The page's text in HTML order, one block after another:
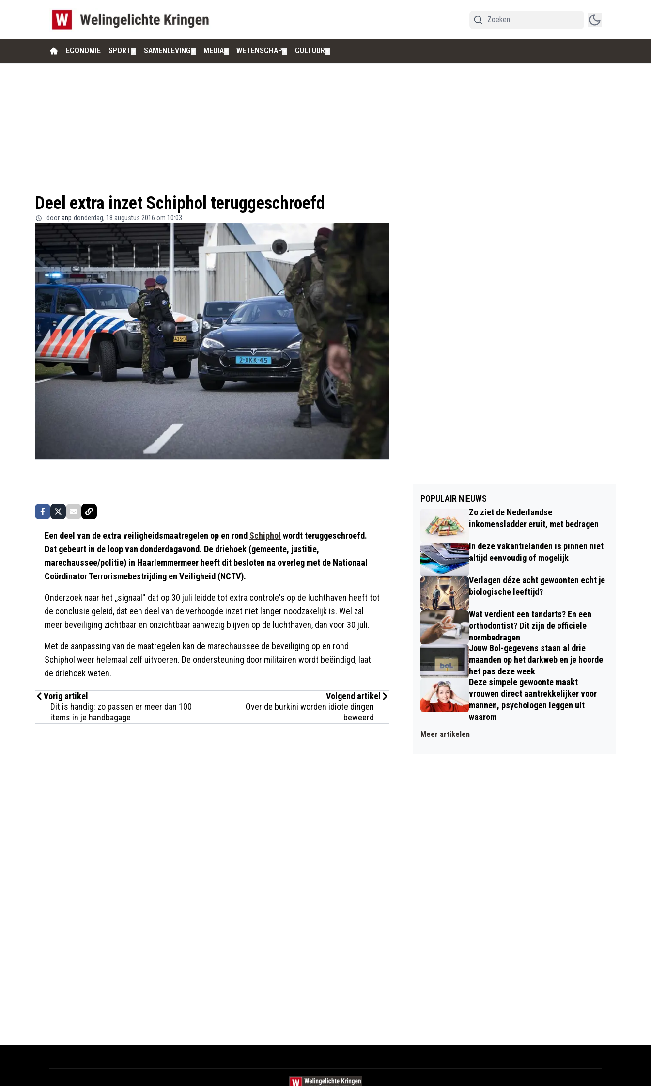
ECONOMIE SPORT SAMENLEVING MEDIA WETENSCHAP CULTUUR
Deel extra inzet Schiphol teruggeschroefd
door anp donderdag, 18 augustus 2016 om 10:03
Een deel van de extra veiligheidsmaatregelen op en rond Schiphol wordt teruggeschroefd.
Dat gebeurt in de loop van donderdagavond. De driehoek (gemeente, justitie,
marechaussee/politie) in Haarlemmermeer heeft dit besloten na overleg met de Nationaal
Coördinator Terrorismebestrijding en Veiligheid (NCTV).
Onderzoek naar het ,,signaal'' dat op 30 juli leidde tot extra controle's op de luchthaven heeft tot
de conclusie geleid, dat een deel van de verhoogde inzet niet langer noodzakelijk is. Wel zal
meer beveiliging zichtbaar en onzichtbaar aanwezig blijven op de luchthaven, dan voor 30 juli.
Met de aanpassing van de maatregelen kan de marechaussee de beveiliging op en rond
Schiphol weer helemaal zelf uitvoeren. De ondersteuning door militairen wordt beëindigd, laat
de driehoek weten.
Vorig artikel
Dit is handig: zo passen er meer dan 100
items in je handbagage
Volgend artikel
Over de burkini worden idiote dingen
beweerd
POPULAIR NIEUWS
Zo ziet de Nederlandse
inkomensladder eruit, met bedragen
In deze vakantielanden is pinnen niet
altijd eenvoudig of mogelijk
Verlagen déze acht gewoonten echt je
biologische leeftijd?
Wat verdient een tandarts? En een
orthodontist? Dit zijn de officiële
normbedragen
Jouw Bol-gegevens staan al drie
maanden op het darkweb en je hoorde
het pas deze week
Deze simpele gewoonte maakt
vrouwen direct aantrekkelijker voor
mannen, psychologen leggen uit
waarom
Meer artikelen